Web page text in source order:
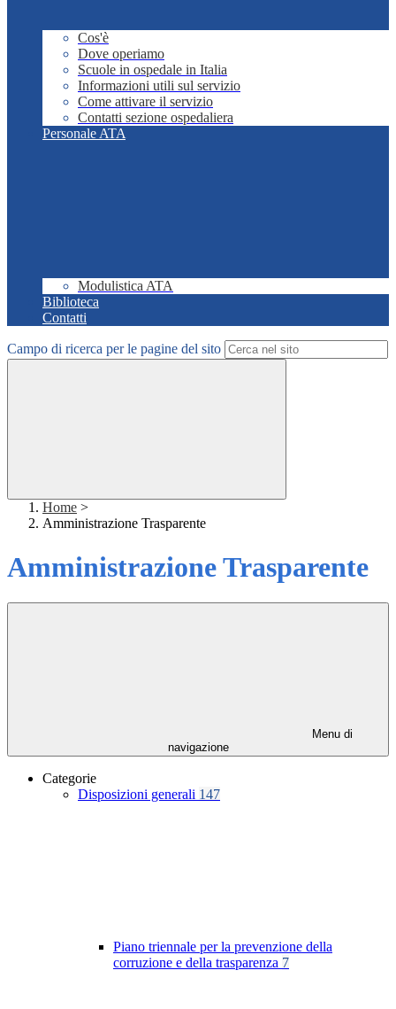
Cos'è
Dove operiamo
Scuole in ospedale in Italia
Informazioni utili sul servizio
Come attivare il servizio
Contatti sezione ospedaliera
Personale ATA
Modulistica ATA
Biblioteca
Contatti
Campo di ricerca per le pagine del sito
Home >
Amministrazione Trasparente
Amministrazione Trasparente
Menu di
navigazione
Categorie
Disposizioni generali 147
Piano triennale per la prevenzione della
corruzione e della trasparenza 7